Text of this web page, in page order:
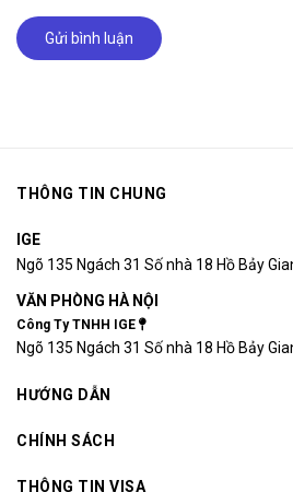
Gửi bình luận
THÔNG TIN CHUNG
IGE
Ngõ 135 Ngách 31 Số nhà 18 Hồ Bảy
VĂN PHÒNG HÀ NỘI
Công Ty TNHH IGE
Ngõ 135 Ngách 31 Số nhà 18 Hồ Bảy
HƯỚNG DẪN
CHÍNH SÁCH
THÔNG TIN VISA